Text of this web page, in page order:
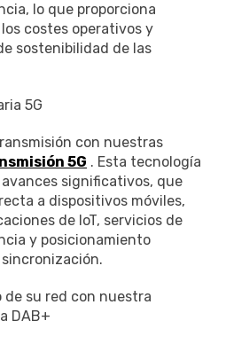
lo que proporciona
costes operativos y
sostenibilidad de las
5G
con nuestras
5G . Esta tecnología
significativos, que
a dispositivos móviles,
de IoT, servicios de
y posicionamiento
su red con nuestra
DAB+